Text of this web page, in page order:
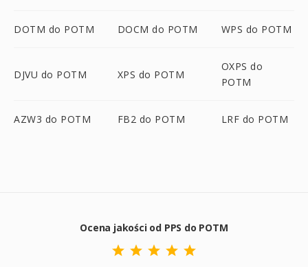
DOTM do POTM DOCM do POTM WPS do POTM
DJVU do POTM XPS do POTM
OXPS do
POTM
AZW3 do POTM FB2 do POTM LRF do POTM
Ocena jakości od PPS do POTM